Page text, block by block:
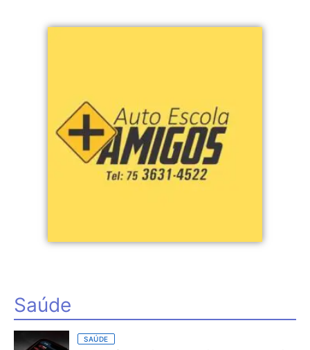
Saúde
SAÚDE